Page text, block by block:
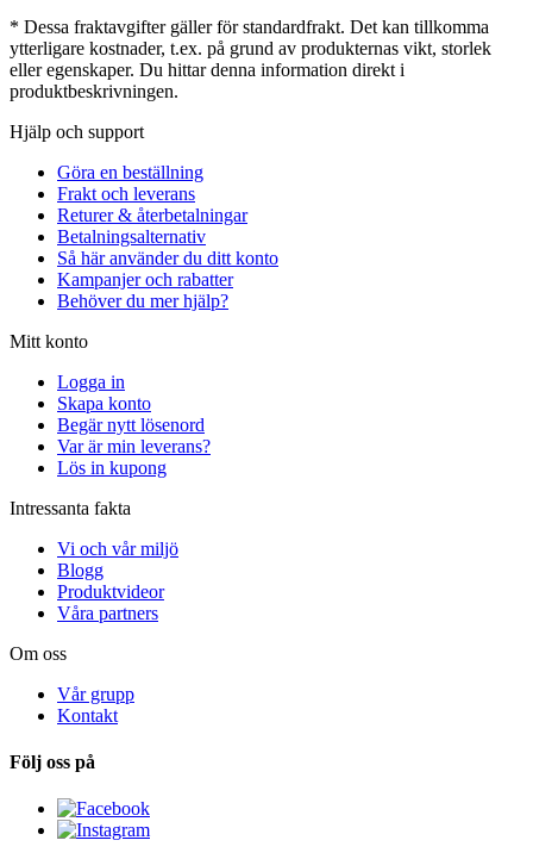
* Dessa fraktavgifter gäller för standardfrakt. Det kan tillkomma
ytterligare kostnader, t.ex. på grund av produkternas vikt, storlek
eller egenskaper. Du hittar denna information direkt i
produktbeskrivningen.
Hjälp och support
Göra en beställning
Frakt och leverans
Returer & återbetalningar
Betalningsalternativ
Så här använder du ditt konto
Kampanjer och rabatter
Behöver du mer hjälp?
Mitt konto
Logga in
Skapa konto
Begär nytt lösenord
Var är min leverans?
Lös in kupong
Intressanta fakta
Vi och vår miljö
Blogg
Produktvideor
Våra partners
Om oss
Vår grupp
Kontakt
Följ oss på